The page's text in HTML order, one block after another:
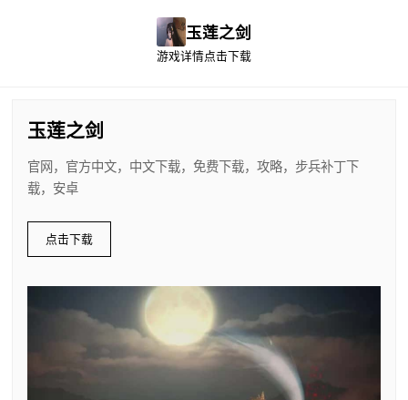
玉莲之剑
游戏详情点击下载
玉莲之剑
官网，官方中文，中文下载，免费下载，攻略，步兵补丁下
载，安卓
点击下载